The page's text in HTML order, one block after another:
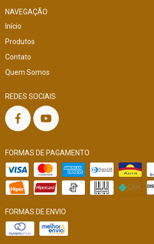
NAVEGAÇÃO
Início
Produtos
Contato
Quem Somos
REDES SOCIAIS
FORMAS DE PAGAMENTO
FORMAS DE ENVIO